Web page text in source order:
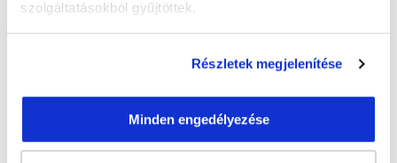
szolgáltatásokból gyűjtöttek.
Részletek megjelenítése
Minden engedélyezése
" M " csoport